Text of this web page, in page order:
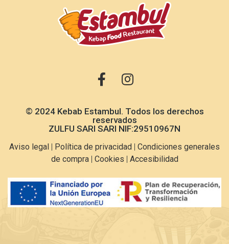
© 2024 Kebab Estambul. Todos los derechos
reservados
ZULFU SARI SARI NIF:29510967N
Aviso legal | Política de privacidad | Condiciones generales
de compra | Cookies | Accesibilidad